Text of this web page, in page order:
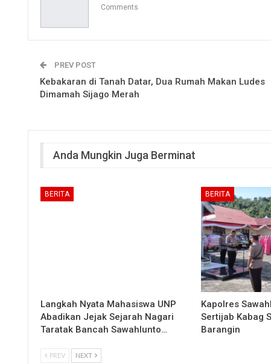
Comments
PREV POST
Kebakaran di Tanah Datar, Dua Rumah Makan Ludes
Dimamah Sijago Merah
Anda Mungkin Juga Berminat
BERITA
Langkah Nyata Mahasiswa UNP
Abadikan Jejak Sejarah Nagari
Taratak Bancah Sawahlunto…
BERITA
Kapolres
Sertijab Kabag
Barangin
PREV NEXT